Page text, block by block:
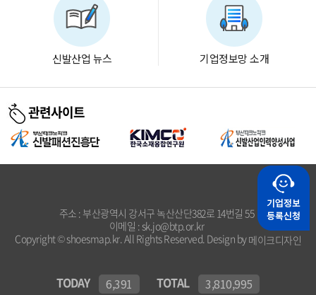
신발산업 뉴스 기업정보망 소개
관련사이트
주소 : 부산광역시 강서구 녹산산단382로 14번길 55
이메일 : sk.jo@btp.or.kr
Copyright © shoesmap.kr. All Rights Reserved. Design by메이크디자인
TODAY 6,391 TOTAL 3,810,995